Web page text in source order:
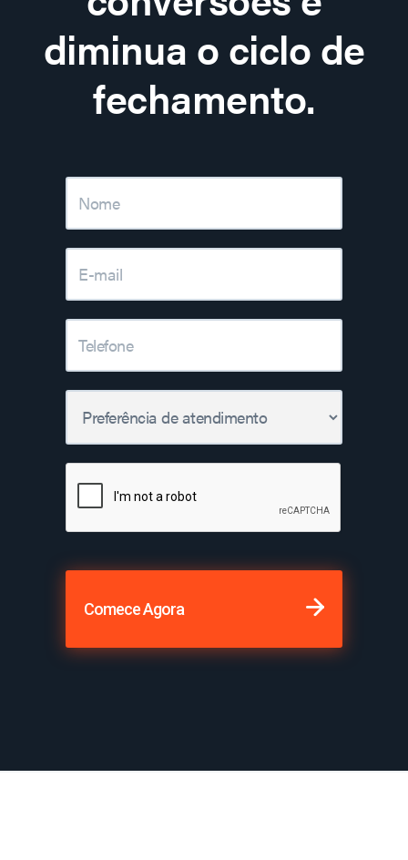
diminua o ciclo de
fechamento.
Comece Agora